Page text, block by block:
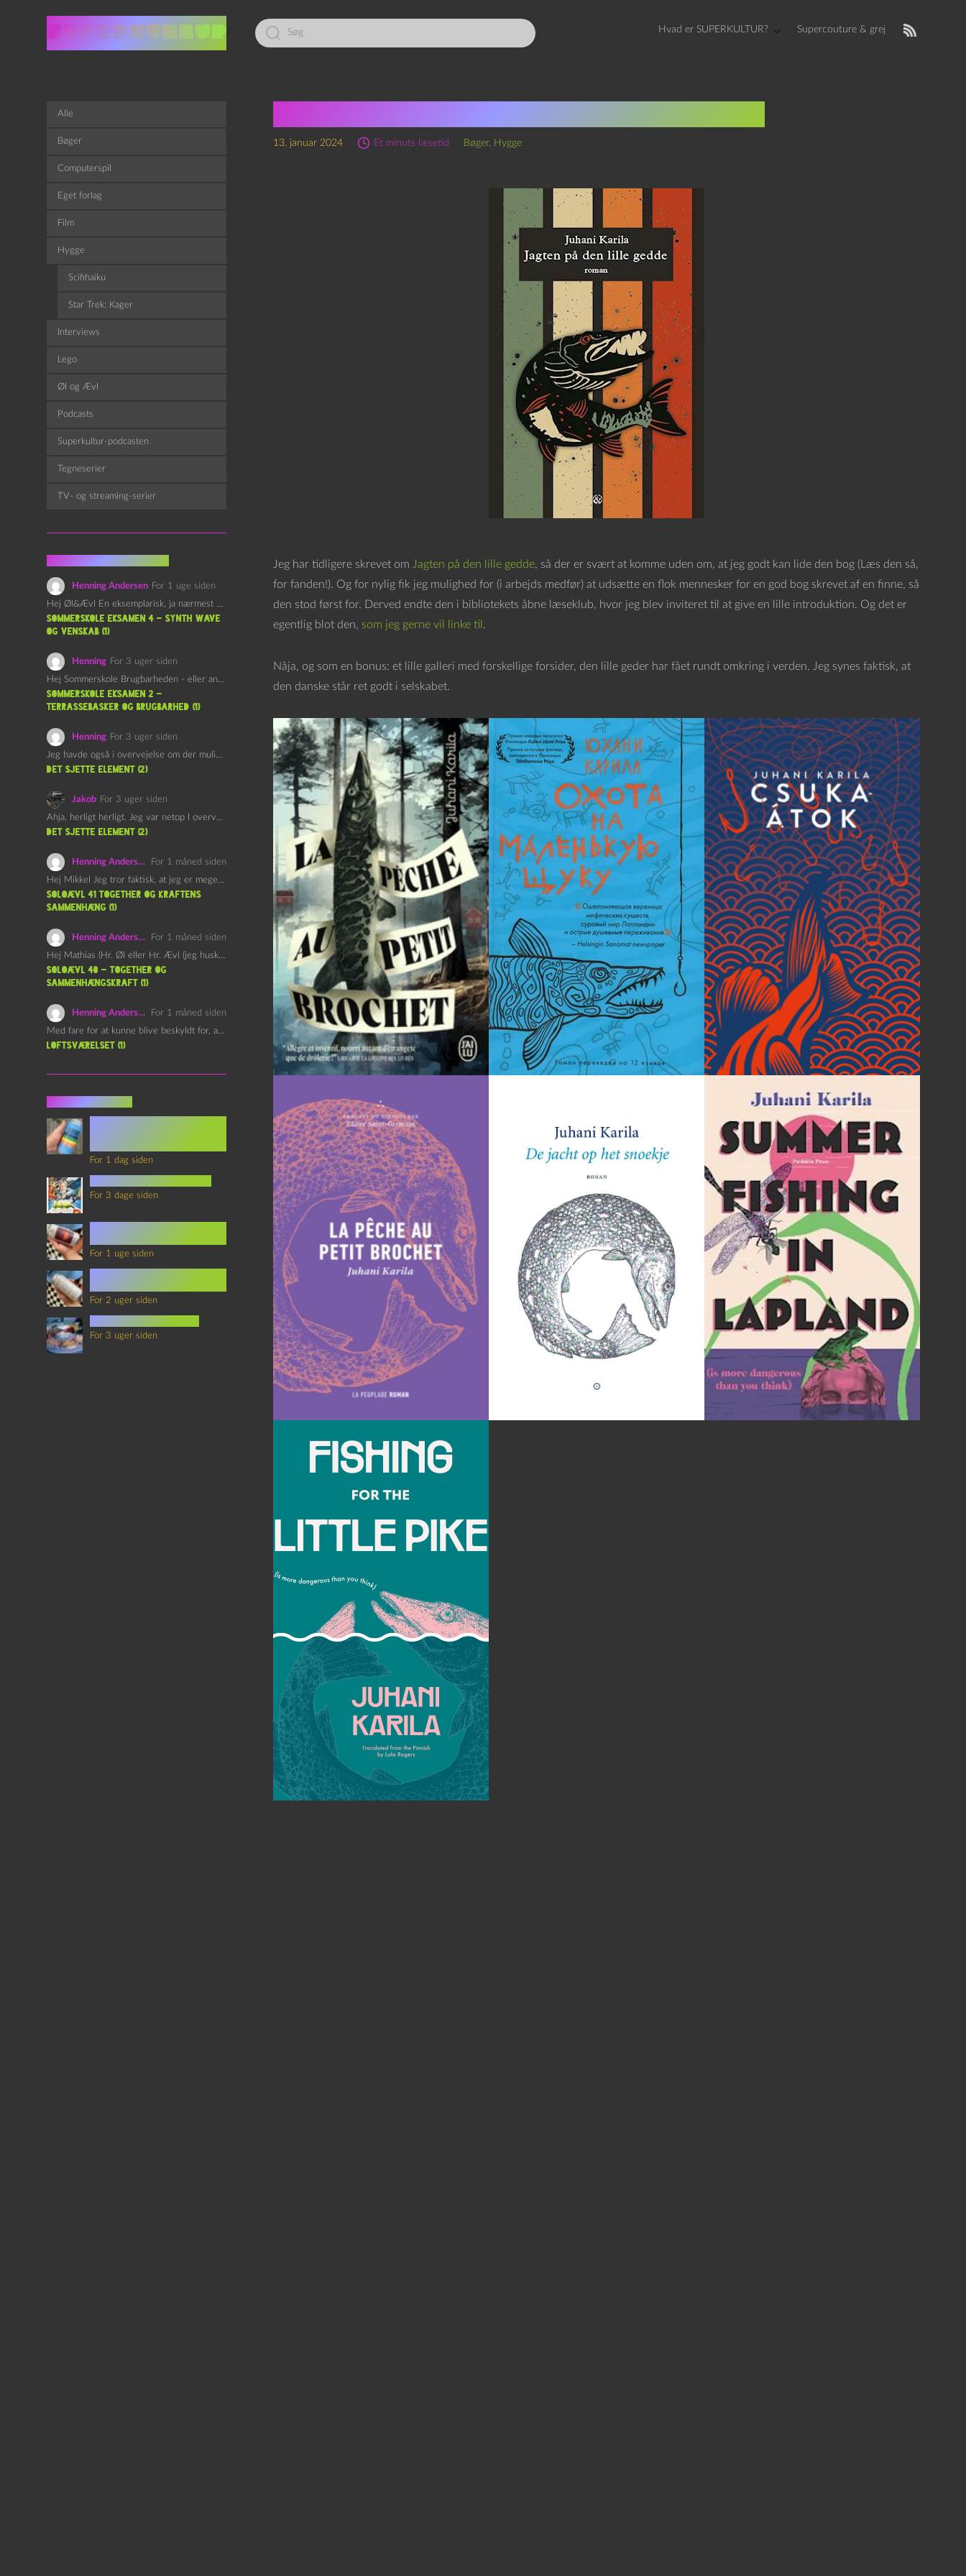
Led
efter:
Hvad er SUPERKULTUR? Supercouture & grej
13. januar 2024 Et minuts læsetid Bøger, Hygge
Jeg har tidligere skrevet om Jagten på den lille gedde, så der er svært at komme uden om, at jeg godt kan lide den bog (Læs den så,
for fanden!). Og for nylig fik jeg mulighed for (i arbejds medfør) at udsætte en flok mennesker for en god bog skrevet af en finne, så
den stod først for. Derved endte den i bibliotekets åbne læseklub, hvor jeg blev inviteret til at give en lille introduktion. Og det er
egentlig blot den, som jeg gerne vil linke til .
Nåja, og som en bonus: et lille galleri med forskellige forsider, den lille geder har fået rundt omkring i verden. Jeg synes faktisk, at
den danske står ret godt i selskabet.
Alle
Bøger
Computerspil
Eget forlag
Film
Hygge
Scifihaiku
Star Trek: Kager
Interviews
Lego
Øl og Ævl
Podcasts
Superkultur-podcasten
Tegneserier
TV- og streaming-serier
Henning Andersen For 1 uge siden
Hej Øl&Ævl En eksemplarisk, ja nærmest yndefuld, afslutning på SOMMERSKOLEN.…
Sommerskole Eksamen 4 – Synth Wave
og Venskab (1)
Henning For 3 uger siden
Hej Sommerskole Brugbarheden - eller anvendeligheden - af "Øl&Ævl" er…
Sommerskole Eksamen 2 –
Terrassebasker og Brugbarhed (1)
Henning For 3 uger siden
Jeg havde også i overvejelse om der muligvis kunne være…
det sjette element (2)
Jakob For 3 uger siden
Ahja, herligt herligt. Jeg var netop I overvejelser om at…
det sjette element (2)
Henning Andersen
For 1 måned siden
Hej Mikkel Jeg tror faktisk, at jeg er meget enig…
Soloævl 41 Together og Kraftens
Sammenhæng (1)
Henning Andersen
For 1 måned siden
Hej Mathias (Hr. Øl eller Hr. Ævl (jeg husker ikke…
Soloævl 40 – Together og
sammenhængskraft (1)
Henning Andersen
For 1 måned siden
Med fare for at kunne blive beskyldt for, at være…
Loftsværelset (1)
For 1 dag siden
For 3 dage siden
For 1 uge siden
For 2 uger siden
For 3 uger siden